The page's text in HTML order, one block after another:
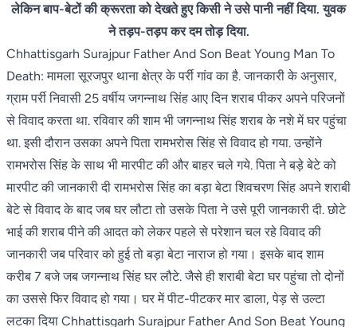
लेकिन बाप-बेटों की क्रूरता को देखते हुए किसी ने उसे पानी नहीं दिया. युवक
ने तड़प-तड़प कर दम तोड़ दिया.
Chhattisgarh Surajpur Father And Son Beat Young Man To
Death: मामला सूरजपुर थाना क्षेत्र के पर्री गांव का है. जानकारी के अनुसार,
ग्राम पर्री निवासी 25 वर्षीय जगन्नाथ सिंह आए दिन शराब पीकर अपने परिजनों
से विवाद करता था. रविवार की शाम भी जगन्नाथ सिंह शराब के नशे में घर पहुंचा
था. इसी दौरान उसका अपने पिता रामभरोस सिंह से विवाद हो गया. उन्होंने
रामभरोस सिंह के साथ भी मारपीट की और बाहर चले गये. पिता ने बड़े बेटे को
मारपीट की जानकारी दी रामभरोस सिंह का बड़ा बेटा शिवचरण सिंह अपने शराबी
बेटे से विवाद के बाद जब घर लौटा तो उसके पिता ने उसे पूरी जानकारी दी. छोटे
भाई की शराब पीने की आदत को लेकर पहले से परेशान चल रहे विवाद की
जानकारी जब परिवार को हुई तो बड़ा बेटा नाराज हो गया। इसके बाद शाम
करीब 7 बजे जब जगन्नाथ सिंह घर लौटे. जैसे ही शराबी बेटा घर पहुंचा तो दोनों
का उससे फिर विवाद हो गया। घर में पीट-पीटकर मार डाला, पेड़ से उल्टा
लटका दिया Chhattisgarh Surajpur Father And Son Beat Young